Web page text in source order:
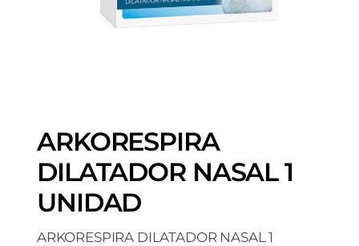
ARKORESPIRA
DILATADOR NASAL 1
UNIDAD
ARKORESPIRA DILATADOR NASAL 1